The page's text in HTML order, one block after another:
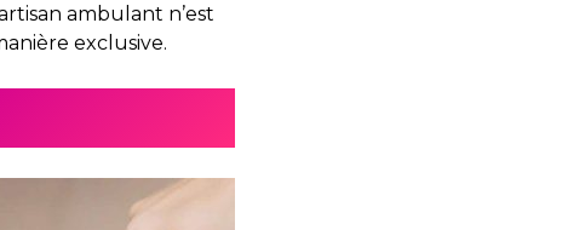
ambulant n’est
exclusive.